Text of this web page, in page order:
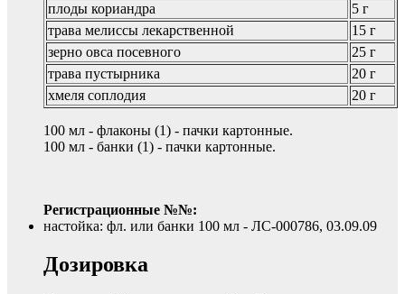
плоды кориандра
5 г
трава мелиссы лекарственной
15 г
зерно овса посевного
25 г
трава пустырника
20 г
хмеля соплодия
20 г
100 мл - флаконы (1) - пачки картонные.
100 мл - банки (1) - пачки картонные.
Регистрационные №№:
настойка: фл. или банки 100 мл - ЛС-000786, 03.09.09
Дозировка